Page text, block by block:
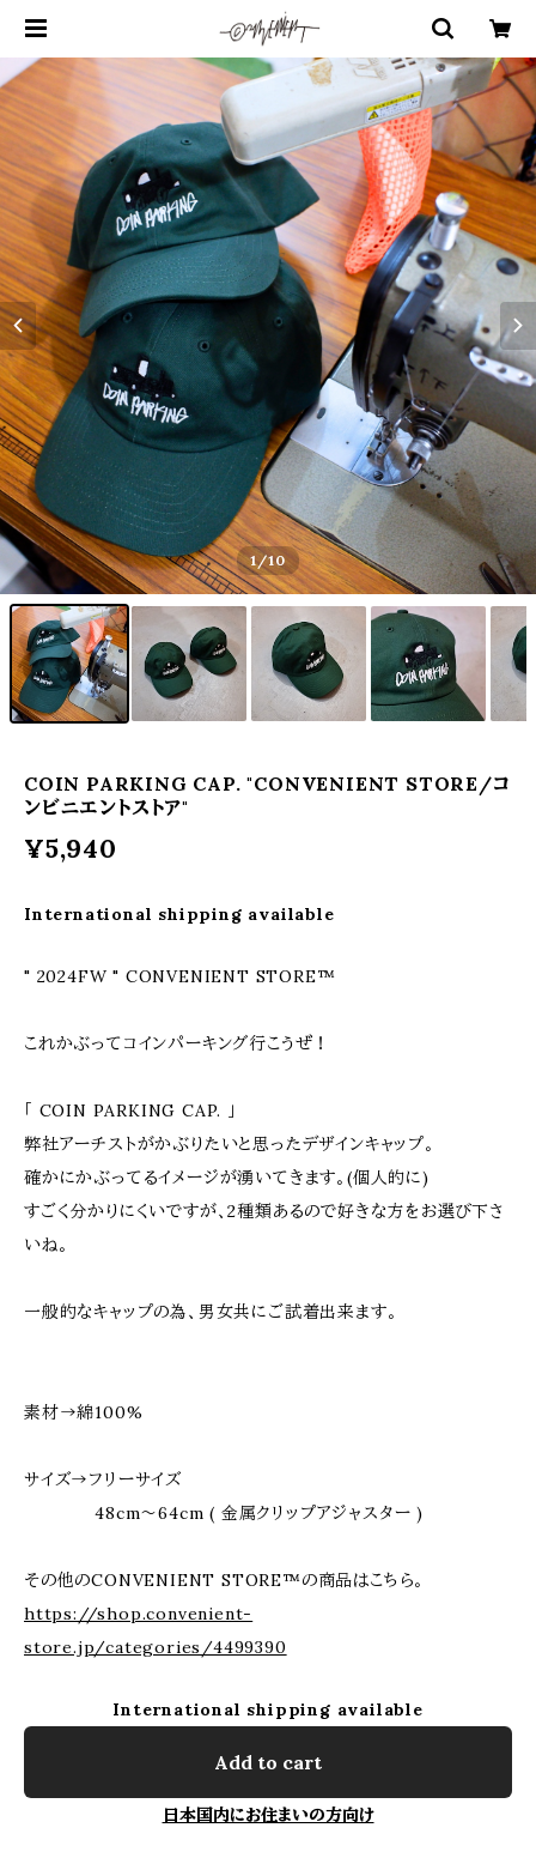
1/10
COIN PARKING CAP. "CONVENIENT STORE/コ
ンビニエントストア"
¥5,940
International shipping available
" 2024FW " CONVENIENT STORE™
これかぶってコインパーキング行こうぜ！
「 COIN PARKING CAP. 」
弊社アーチストがかぶりたいと思ったデザインキャップ。
確かにかぶってるイメージが湧いてきます。(個人的に)
すごく分かりにくいですが、2種類あるので好きな方をお選び下さ
いね。
一般的なキャップの為、男女共にご試着出来ます。
素材→綿100%
サイズ→フリーサイズ
48cm〜64cm ( 金属クリップアジャスター )
その他のCONVENIENT STORE™の商品はこちら。
https://shop.convenient-
store.jp/categories/4499390
International shipping available
Add to cart
日本国内にお住まいの方向け